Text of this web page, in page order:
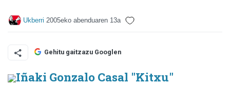
Ukberri 2005eko abenduaren 13a
Gehitu gaitzazu Googlen
Iñaki Gonzalo Casal "Kitxu"